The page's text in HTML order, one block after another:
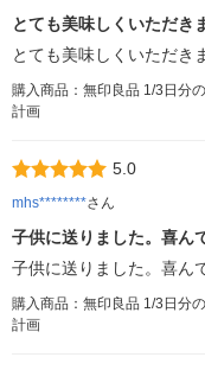
とても美味しくいただ
とても美味しくいただき
購入商品：無印良品 1/3日分
計画
5.0
mhs********さん
子供に送りました。喜ん
子供に送りました。喜ん
購入商品：無印良品 1/3日分
計画